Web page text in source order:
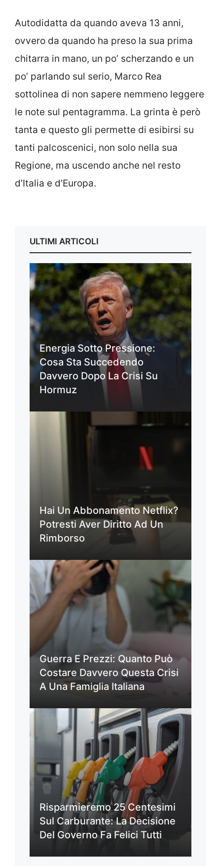
Autodidatta da quando aveva 13 anni,
ovvero da quando ha preso la sua prima
chitarra in mano, un po’ scherzando e un
po’ parlando sul serio, Marco Rea
sottolinea di non sapere nemmeno leggere
le note sul pentagramma. La grinta è però
tanta e questo gli permette di esibirsi su
tanti palcoscenici, non solo nella sua
Regione, ma uscendo anche nel resto
d’Italia e d’Europa.
ULTIMI ARTICOLI
Energia Sotto Pressione:
Cosa Sta Succedendo
Davvero Dopo La Crisi Su
Hormuz
Hai Un Abbonamento Netflix?
Potresti Aver Diritto Ad Un
Rimborso
Guerra E Prezzi: Quanto Può
Costare Davvero Questa Crisi
A Una Famiglia Italiana
Risparmieremo 25 Centesimi
Sul Carburante: La Decisione
Del Governo Fa Felici Tutti